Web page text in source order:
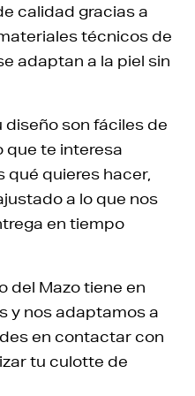
calidad gracias a
técnicos de
adaptan a la piel sin
son fáciles de
que te interesa
qué quieres hacer,
a lo que nos
en tiempo
del Mazo tiene en
y nos adaptamos a
en contactar con
tu culotte de